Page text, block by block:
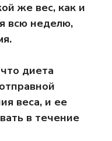
же вес, как и
всю неделю,
диета
веса, и ее
в течение